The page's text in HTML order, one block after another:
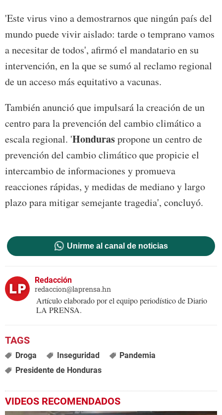
'Este virus vino a demostrarnos que ningún país del
mundo puede vivir aislado: tarde o temprano vamos
a necesitar de todos', afirmó el mandatario en su
intervención, en la que se sumó al reclamo regional
de un acceso más equitativo a vacunas.
También anunció que impulsará la creación de un
centro para la prevención del cambio climático a
escala regional. 'Honduraspropone un centro de
prevención del cambio climático que propicie el
intercambio de informaciones y promueva
reacciones rápidas, y medidas de mediano y largo
plazo para mitigar semejante tragedia', concluyó.
Unirme al canal de noticias
Redacción
redaccion@laprensa.hn
Artículo elaborado por el equipo periodístico de Diario
LA PRENSA.
Droga Inseguridad
Pandemia
Presidente de Honduras
VIDEOS RECOMENDADOS